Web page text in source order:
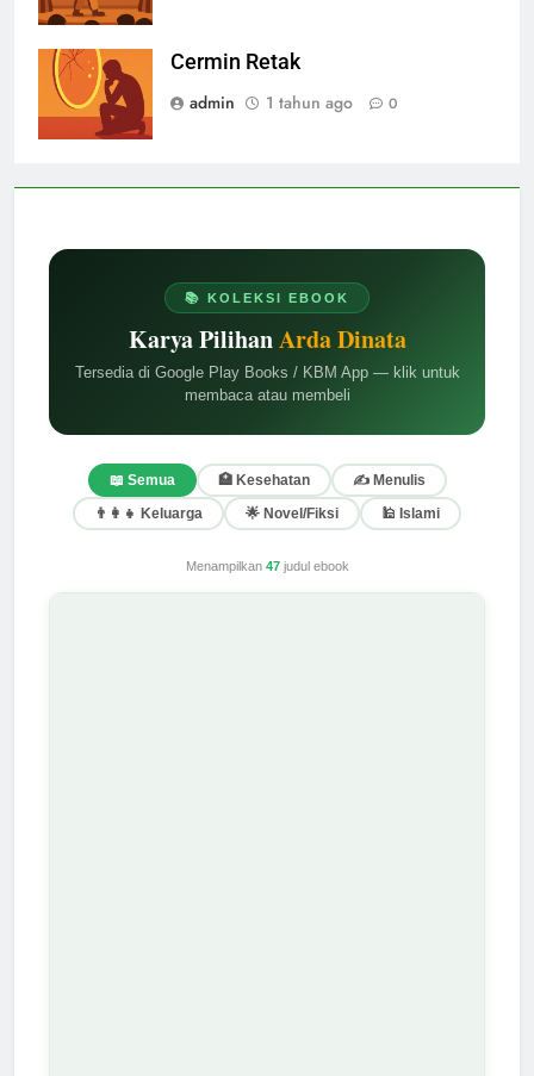
📚 KOLEKSI EBOOK
Karya PilihanArda Dinata
Tersedia di Google Play Books / KBM App — klik untuk
membaca atau membeli
📖 Semua 🏥 Kesehatan
✍️ Menulis
👨‍👩‍👧 Keluarga
🌟 Novel/Fiksi 🕌 Islami
Menampilkan 47judul ebook
Cermin Retak
admin
1 tahun ago 0